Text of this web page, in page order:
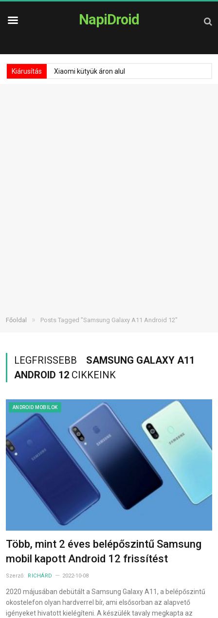
NapiDroid
Kiárusítás Xiaomi kütyük áron alul
Főoldal » Posts Tagged "Samsung Galaxy A11 Android 12"
LEGFRISSEBB
SAMSUNG GALAXY A11
ANDROID 12 CIKKEINK
ANDROID MOBILOK
Több, mint 2 éves belépőszintű Samsung
mobil kapott Android 12 frissítést
Szerző: RICHÁRD 2022-10-08
2020 májusában debütált a Samsung Galaxy A11, a belépőszintű
okostelefon olyan hardverrel bír, ami elsősorban az alapvető
igényeket hivatott kielégíteni. A készülék tavaly megkapta az